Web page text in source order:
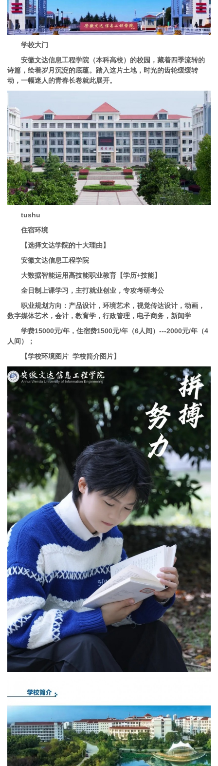
学校大门
安徽文达信息工程学院（本科高校）的校园，藏着四季流转的
诗篇，绘着岁月沉淀的底蕴。踏入这片土地，时光的齿轮缓缓转
动，一幅迷人的青春长卷就此展开。
tushu
住宿环境
【选择文达学院的十大理由】
安徽文达信息工程学院
大数据智能运用高技能职业教育【学历+技能】
全日制上课学习，主打就业创业，专攻考研考公
职业规划方向：产品设计，环境艺术，视觉传达设计，动画，
数字媒体艺术，会计，教育学，行政管理，电子商务，新闻学
学费15000元/年，住宿费1500元/年（6人间）---2000元/年（4
人间）；
【学校环境图片 学校简介图片】